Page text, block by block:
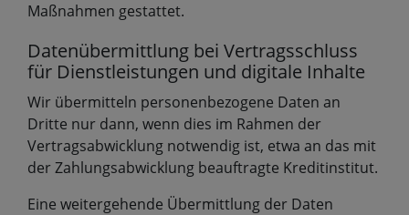
Maßnahmen gestattet.
Datenübermittlung bei Vertragsschluss
für Dienstleistungen und digitale Inhalte
Wir übermitteln personenbezogene Daten an
Dritte nur dann, wenn dies im Rahmen der
Vertragsabwicklung notwendig ist, etwa an das mit
der Zahlungsabwicklung beauftragte Kreditinstitut.
Eine weitergehende Übermittlung der Daten